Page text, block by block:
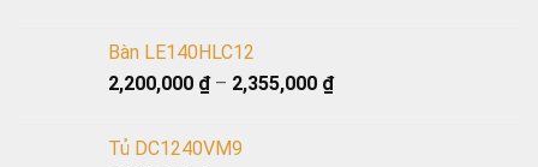
Bàn LE140HLC12
2,200,000 ₫– 2,355,000 ₫
Tủ DC1240VM9